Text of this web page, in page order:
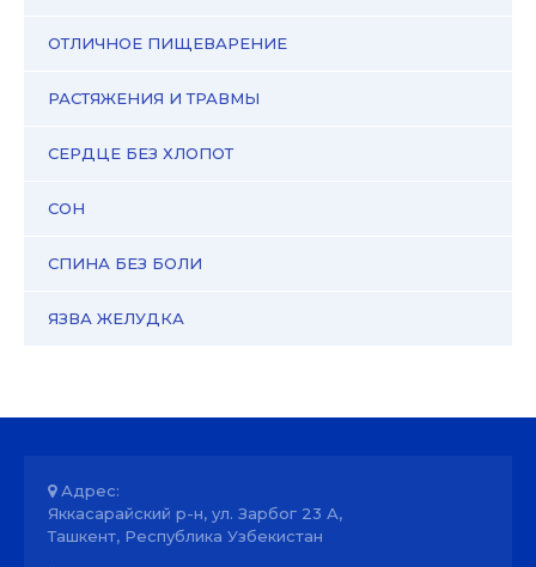
ОТЛИЧНОЕ ПИЩЕВАРЕНИЕ
РАСТЯЖЕНИЯ И ТРАВМЫ
СЕРДЦЕ БЕЗ ХЛОПОТ
СОН
СПИНА БЕЗ БОЛИ
ЯЗВА ЖЕЛУДКА
Адрес:
Яккасарайский р-н, ул. Зарбог 23 А,
Ташкент, Республика Узбекистан